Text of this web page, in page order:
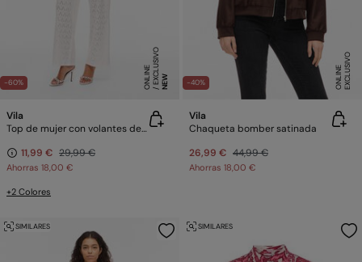
-60% NEW
E
X
C
L
USI
V
O
O
N
LI
N
E
Vila
Top de mujer con volantes de algodón
11,99 € 29,99 €
Ahorras 18,00 €
+2 Colores
-40% E
X
C
L
U
SI
V
O
O
N
LI
N
E
Vila
Chaqueta bomber satinada
26,99 € 44,99 €
Ahorras 18,00 €
SIMILARES SIMILARES